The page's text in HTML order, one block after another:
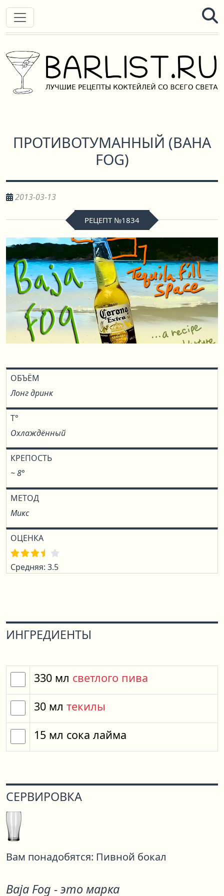
ПРОТИВОТУМАННЫЙ (BAHA
FOG)
2013-03-13
РЕЦЕПТ №1834
ОБЪЁМ
Лонг дринк
T°
Охлаждённый
КРЕПОСТЬ
~ 8°
МЕТОД
Микс
ОЦЕНКА
Средняя: 3.5
ИНГРЕДИЕНТЫ
330 мл светлого пива
30 мл текилы
15 мл сока лайма
СЕРВИРОВКА
Вам понадобятся: Пивной бокал
Baja Fog - это марка